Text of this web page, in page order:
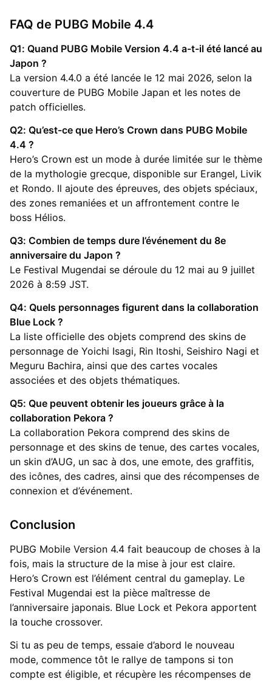
FAQ de PUBG Mobile 4.4
Q1: Quand PUBG Mobile Version 4.4 a-t-il été lancé au
Japon ?
La version 4.4.0 a été lancée le 12 mai 2026, selon la
couverture de PUBG Mobile Japan et les notes de
patch officielles.
Q2: Qu’est-ce que Hero’s Crown dans PUBG Mobile
4.4 ?
Hero’s Crown est un mode à durée limitée sur le thème
de la mythologie grecque, disponible sur Erangel, Livik
et Rondo. Il ajoute des épreuves, des objets spéciaux,
des zones remaniées et un affrontement contre le
boss Hélios.
Q3: Combien de temps dure l’événement du 8e
anniversaire du Japon ?
Le Festival Mugendai se déroule du 12 mai au 9 juillet
2026 à 8:59 JST.
Q4: Quels personnages figurent dans la collaboration
Blue Lock ?
La liste officielle des objets comprend des skins de
personnage de Yoichi Isagi, Rin Itoshi, Seishiro Nagi et
Meguru Bachira, ainsi que des cartes vocales
associées et des objets thématiques.
Q5: Que peuvent obtenir les joueurs grâce à la
collaboration Pekora ?
La collaboration Pekora comprend des skins de
personnage et des skins de tenue, des cartes vocales,
un skin d’AUG, un sac à dos, une emote, des graffitis,
des icônes, des cadres, ainsi que des récompenses de
connexion et d’événement.
Conclusion
PUBG Mobile Version 4.4 fait beaucoup de choses à la
fois, mais la structure de la mise à jour est claire.
Hero’s Crown est l’élément central du gameplay. Le
Festival Mugendai est la pièce maîtresse de
l’anniversaire japonais. Blue Lock et Pekora apportent
la touche crossover.
Si tu as peu de temps, essaie d’abord le nouveau
mode, commence tôt le rallye de tampons si ton
compte est éligible, et récupère les récompenses de